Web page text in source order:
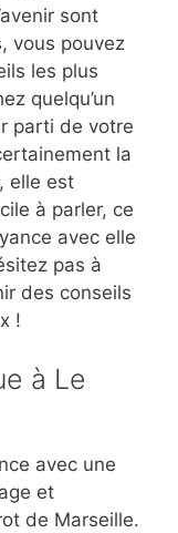
sont
vous pouvez
les plus
quelqu’un
parti de votre
la
elle est
à parler, ce
avec elle
pas à
des conseils
!
à Le
avec une
et
de Marseille.